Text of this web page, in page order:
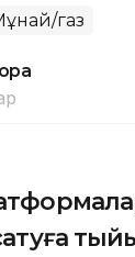
газ